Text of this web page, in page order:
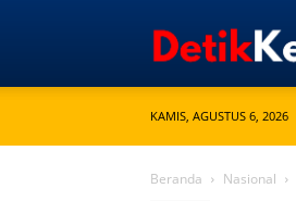
KAMIS, AGUSTUS 6, 2026
Beranda Nasional